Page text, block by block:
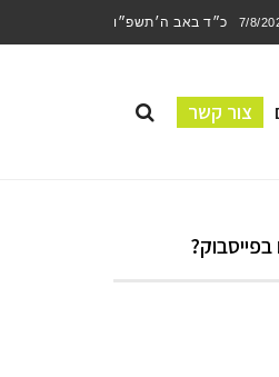
7/8/ כ״ד באב ה׳תשפ״ו
צור קשר